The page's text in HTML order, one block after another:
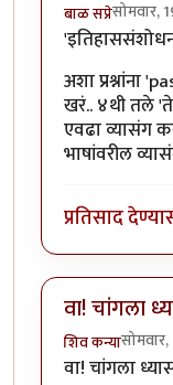
बाळ सप्रेसोमवार,
अशा प्रश्नांना
खरं.. ४थी तले
एवढा व्यासंग
भाषांवरील
प्रतिसाद
वा! चांगला
शिव कन्या
वा! चांगला